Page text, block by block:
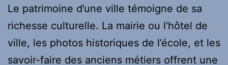
Le patrimoine d’une ville témoigne de sa
richesse culturelle. La mairie ou l’hôtel de
ville, les photos historiques de l’école, et les
savoir-faire des anciens métiers offrent une